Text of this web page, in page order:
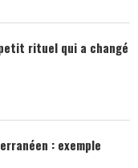
rituel qui a changé
: exemple